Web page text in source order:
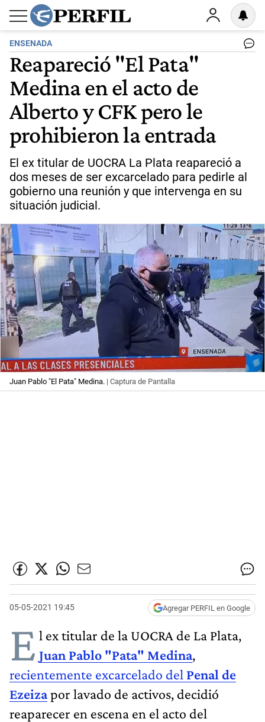
ENSENADA
Reapareció "El Pata"
Medina en el acto de
Alberto y CFK pero le
prohibieron la entrada
El ex titular de UOCRA La Plata reapareció a
dos meses de ser excarcelado para pedirle al
gobierno una reunión y que intervenga en su
situación judicial.
Juan Pablo "El Pata" Medina. | Captura de Pantalla
05-05-2021 19:45 Agregar PERFIL en Google
E l ex titular de la UOCRA de La Plata,
Juan Pablo "Pata" Medina,
recientemente excarcelado del Penal de
Ezeizapor lavado de activos, decidió
reaparecer en escena en el acto del